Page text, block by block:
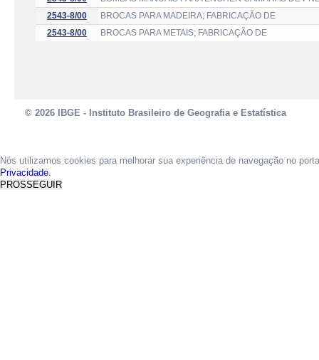
2543-8/00
BROCAS PARA MADEIRA; FABRICAÇÃO DE
2543-8/00
BROCAS PARA METAIS; FABRICAÇÃO DE
© 2026 IBGE - Instituto Brasileiro de Geografia e Estatística
Nós utilizamos cookies para melhorar sua experiência de navegação no
Privacidade.
PROSSEGUIR